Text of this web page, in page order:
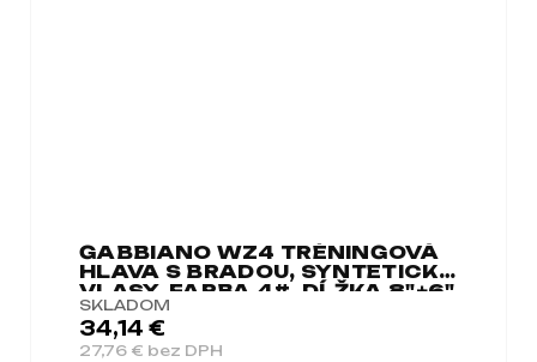
GABBIANO WZ4 TRÉNINGOVÁ
HLAVA S BRADOU, SYNTETICKÉ
VLASY, FARBA 4#, DĹŽKA 8"+6"
SKLADOM
27,76 € bez DPH
34,14 €